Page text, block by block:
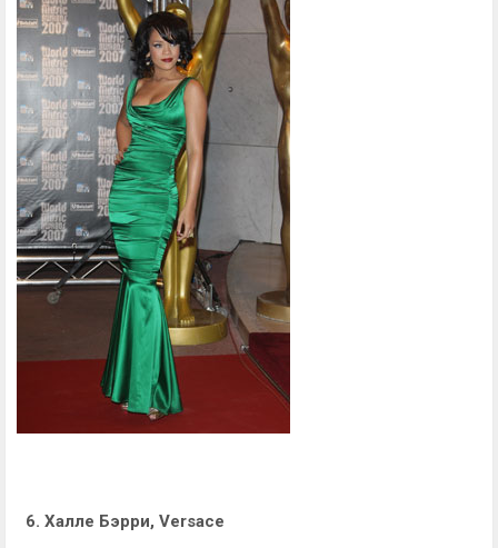
6. Халле Бэрри, Versace